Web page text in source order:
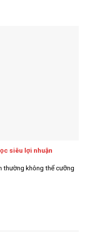
siêu lợi nhuận
thường không thể cưỡng